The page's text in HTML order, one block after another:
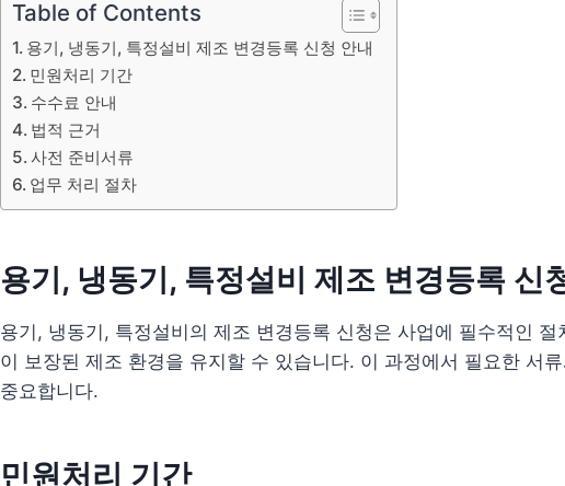
Table of Contents
용기, 냉동기, 특정설비 제조 변경등록 신청 안내
민원처리 기간
수수료 안내
법적 근거
사전 준비서류
업무 처리 절차
용기, 냉동기, 특정설비 제조 변경등록 신
용기, 냉동기, 특정설비의 제조 변경등록 신청은 사업에 필수적인
이 보장된 제조 환경을 유지할 수 있습니다. 이 과정에서 필요한 서
중요합니다.
민원처리 기간